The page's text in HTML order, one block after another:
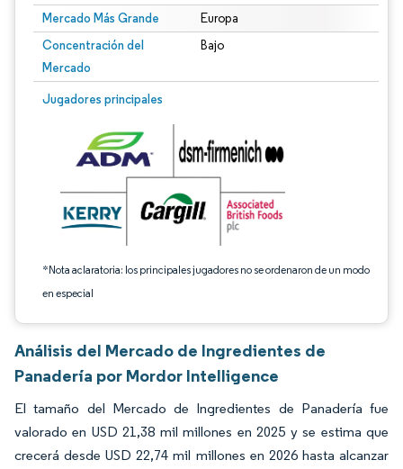
Mercado Más Grande Europa
Concentración del
Mercado
Bajo
Jugadores principales
*Nota aclaratoria: los principales jugadores no se ordenaron de un modo
en especial
Imagen © Mordor Intelligence. El uso requiere atribución según CC BY 4.0.
Análisis del Mercado de Ingredientes de
Panadería por Mordor Intelligence
El tamaño del Mercado de Ingredientes de Panadería fue
valorado en USD 21,38 mil millones en 2025 y se estima que
crecerá desde USD 22,74 mil millones en 2026 hasta alcanzar